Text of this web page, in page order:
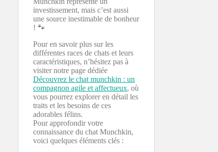
investissement, mais c’est aussi
une source inestimable de bonheur
! 🐾
Pour en savoir plus sur les
différentes races de chats et leurs
caractéristiques, n’hésitez pas à
visiter notre page dédiée
Découvrez le chat munchkin : un
compagnon agile et affectueux, où
vous pourrez explorer en détail les
traits et les besoins de ces
adorables félins.
Pour approfondir votre
connaissance du chat Munchkin,
voici quelques éléments clés :